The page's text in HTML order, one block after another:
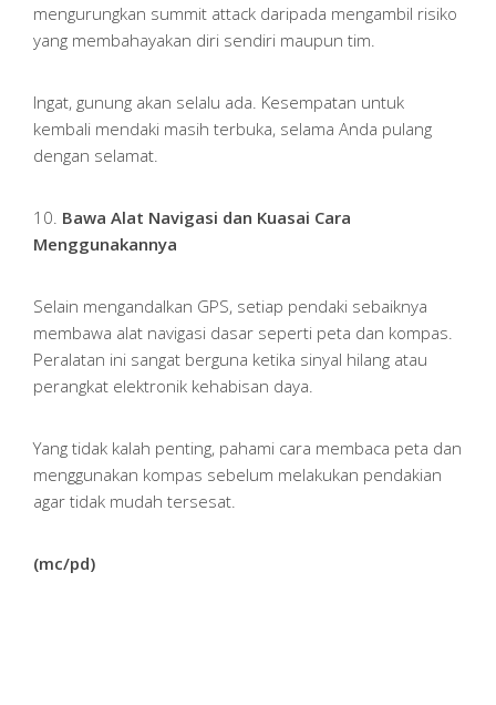
mengurungkan summit attack daripada mengambil risiko
yang membahayakan diri sendiri maupun tim.
Ingat, gunung akan selalu ada. Kesempatan untuk
kembali mendaki masih terbuka, selama Anda pulang
dengan selamat.
10. Bawa Alat Navigasi dan Kuasai Cara
Menggunakannya
Selain mengandalkan GPS, setiap pendaki sebaiknya
membawa alat navigasi dasar seperti peta dan kompas.
Peralatan ini sangat berguna ketika sinyal hilang atau
perangkat elektronik kehabisan daya.
Yang tidak kalah penting, pahami cara membaca peta dan
menggunakan kompas sebelum melakukan pendakian
agar tidak mudah tersesat.
(mc/pd)